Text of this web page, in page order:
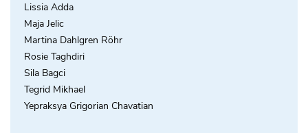
Lissia Adda
Maja Jelic
Martina Dahlgren Röhr
Rosie Taghdiri
Sila Bagci
Tegrid Mikhael
Yepraksya Grigorian Chavatian